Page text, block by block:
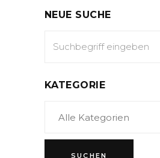
NEUE SUCHE
KATEGORIE